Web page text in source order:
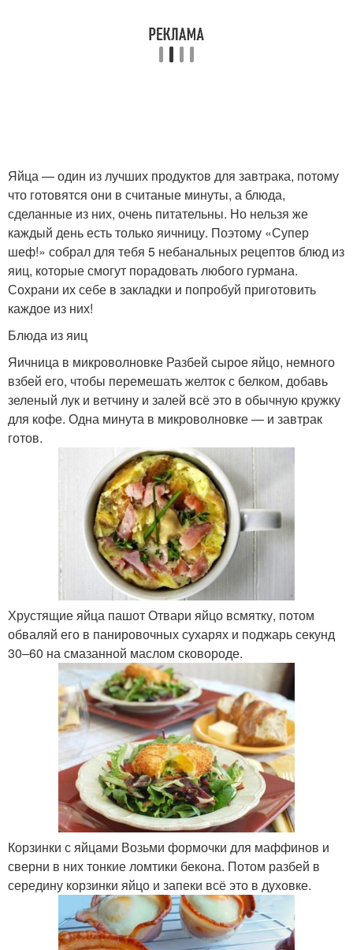
Яйца — один из лучших продуктов для завтрака, потому
что готовятся они в считаные минуты, а блюда,
сделанные из них, очень питательны. Но нельзя же
каждый день есть только яичницу. Поэтому «Супер
шеф!» собрал для тебя 5 небанальных рецептов блюд из
яиц, которые смогут порадовать любого гурмана.
Сохрани их себе в закладки и попробуй приготовить
каждое из них!
Блюда из яиц
Яичница в микроволновке Разбей сырое яйцо, немного
взбей его, чтобы перемешать желток с белком, добавь
зеленый лук и ветчину и залей всё это в обычную кружку
для кофе. Одна минута в микроволновке — и завтрак
готов.
Хрустящие яйца пашот Отвари яйцо всмятку, потом
обваляй его в панировочных сухарях и поджарь секунд
30–60 на смазанной маслом сковороде.
Корзинки с яйцами Возьми формочки для маффинов и
сверни в них тонкие ломтики бекона. Потом разбей в
середину корзинки яйцо и запеки всё это в духовке.